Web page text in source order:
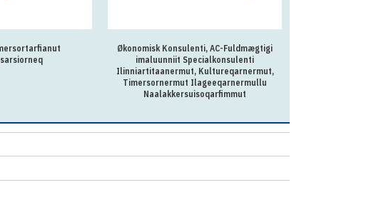
Økonomisk Konsulenti, AC-Fuldmægtigi
imaluunniit Specialkonsulenti
Ilinniartitaanermut, Kultureqarnermut,
Timersornermut Ilageeqarnermullu
Naalakkersuisoqarfimmut